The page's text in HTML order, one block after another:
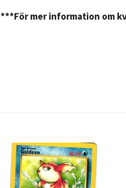
***För mer information om